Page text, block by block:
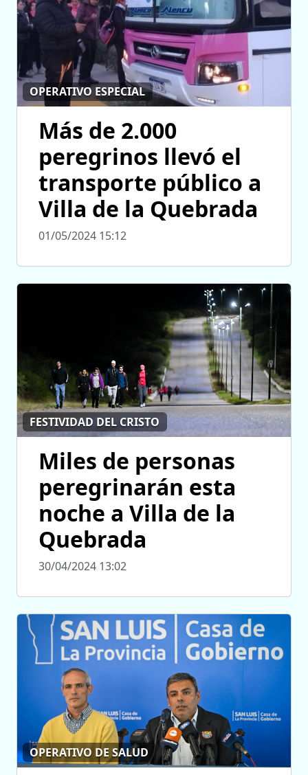
OPERATIVO ESPECIAL
Más de 2.000
peregrinos llevó el
transporte público a
Villa de la Quebrada
01/05/2024 15:12
FESTIVIDAD DEL CRISTO
Miles de personas
peregrinarán esta
noche a Villa de la
Quebrada
30/04/2024 13:02
OPERATIVO DE SALUD